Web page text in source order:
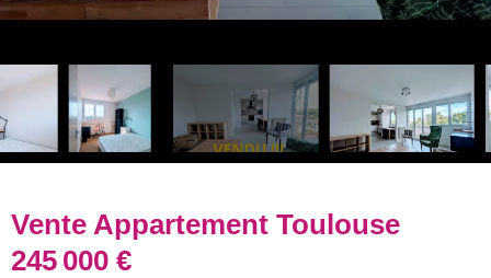
Vente Appartement Toulouse
245 000 €